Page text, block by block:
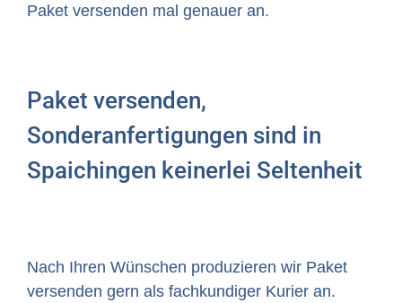
Paket versenden mal genauer an.
Paket versenden,
Sonderanfertigungen sind in
Spaichingen keinerlei Seltenheit
Nach Ihren Wünschen produzieren wir Paket
versenden gern als fachkundiger Kurier an.